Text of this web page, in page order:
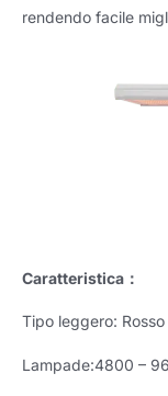
rendendo facile
Caratteristica：
Tipo leggero:
Lampade:4800 –